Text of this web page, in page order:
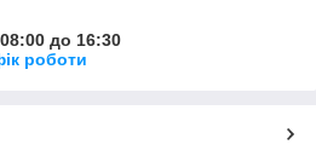
до 16:30
роботи